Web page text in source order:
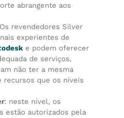
abrangente aos
revendedores Silver
experientes de
e podem oferecer
de serviços,
não ter a mesma
recursos que os níveis
: neste nível, os
estão autorizados pela